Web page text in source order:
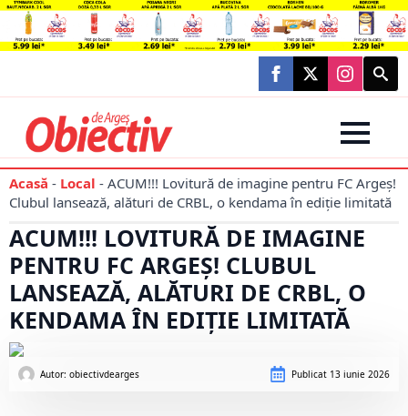
Search
for:
Acasă - Local - ACUM!!! Lovitură de imagine pentru FC Argeș!
Clubul lansează, alături de CRBL, o kendama în ediție limitată
ACUM!!! LOVITURĂ DE IMAGINE
PENTRU FC ARGEȘ! CLUBUL
LANSEAZĂ, ALĂTURI DE CRBL, O
KENDAMA ÎN EDIȚIE LIMITATĂ
Autor: obiectivdearges Publicat 13 iunie 2026